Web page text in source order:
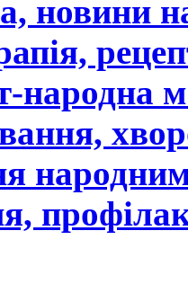
новини
народна